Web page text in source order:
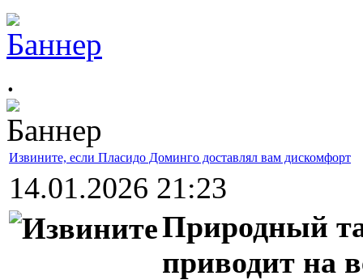
.
Извините, если Пласидо Доминго доставлял вам дискомфорт
14.01.2026 21:23
Природный
приводит на